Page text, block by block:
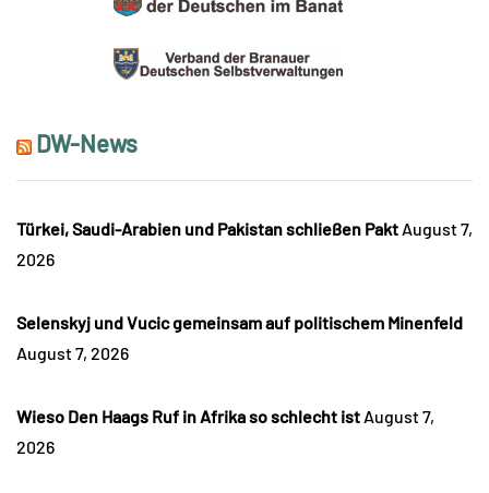
DW-News
Türkei, Saudi-Arabien und Pakistan schließen Pakt August 7,
2026
Selenskyj und Vucic gemeinsam auf politischem Minenfeld
August 7, 2026
Wieso Den Haags Ruf in Afrika so schlecht ist August 7,
2026